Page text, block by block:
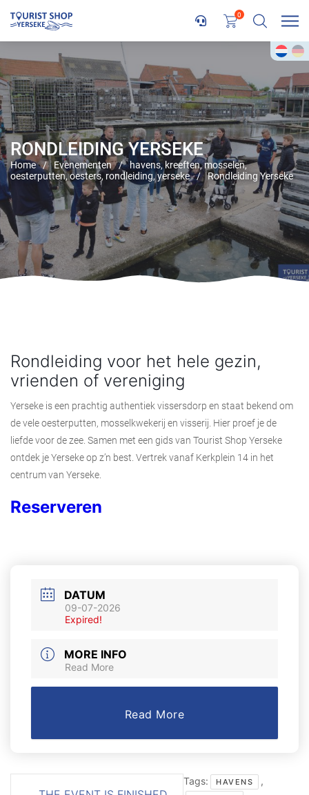
0
RONDLEIDING YERSEKE
Home / Evenementen / havens, kreeften,mosselen,
oesterputten,oesters, rondleiding,yerseke / Rondleiding Yerseke
Rondleiding voor het hele gezin,
vrienden of vereniging
Yerseke is een prachtig authentiek vissersdorp en staat bekend om
de vele oesterputten, mosselkwekerij en visserij. Hier proef je de
liefde voor de zee. Samen met een gids van Tourist Shop Yerseke
ontdek je Yerseke op z’n best. Vertrek vanaf Kerkplein 14 in het
centrum van Yerseke.
Reserveren
DATUM
09-07-2026
Expired!
MORE INFO
Read More
Read More
Tags: HAVENS ,